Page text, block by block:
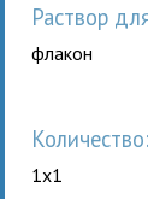
раствор
флакон
Количество:
1x1